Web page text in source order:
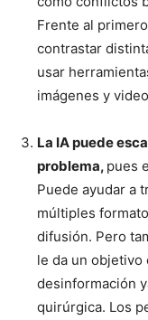
Frente al
contrastar
usar
imágenes y
La IA puede
problema, pues
Puede ayudar a
múltiples
difusión. Pero
le da un objetivo
desinformación
quirúrgica. Los